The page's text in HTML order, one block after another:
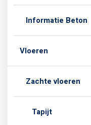
Informatie Beton
Vloeren
Zachte vloeren
Tapijt